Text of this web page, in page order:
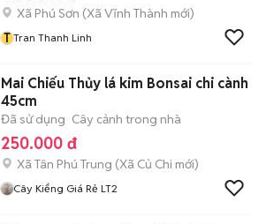
Xã Phú Sơn (Xã Vĩnh Thành mới)
T Tran Thanh Linh
Mai Chiếu Thủy lá kim Bonsai chi cành
45cm
Đã sử dụng Cây cảnh trong nhà
250.000 đ
Xã Tân Phú Trung (Xã Củ Chi mới)
Cây Kiểng Giá Rẻ LT2